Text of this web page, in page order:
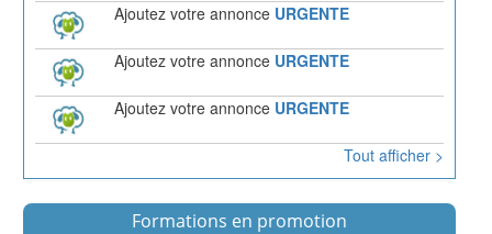
Ajoutez votre annonce URGENTE
Ajoutez votre annonce URGENTE
Ajoutez votre annonce URGENTE
Tout afficher >
Formations en promotion